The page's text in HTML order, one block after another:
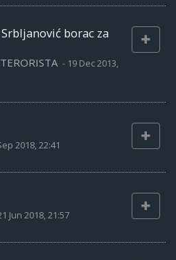
borac za
- 19 Dec 2013,
2018, 22:41
Jun 2018, 21:57